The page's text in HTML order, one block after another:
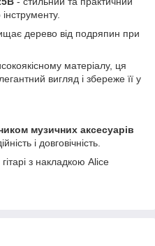
дерево від подряпин при
матеріалу, ця
вигляд і збереже її у
музичних аксесуарів
і довговічність.
з накладкою Alice